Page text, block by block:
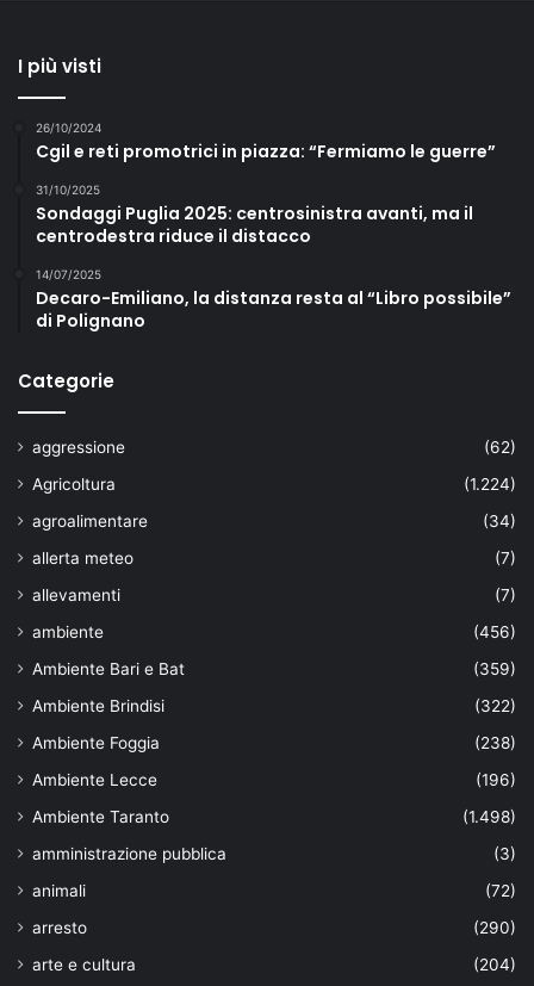
I più visti
26/10/2024
Cgil e reti promotrici in piazza: “Fermiamo le guerre”
31/10/2025
Sondaggi Puglia 2025: centrosinistra avanti, ma il
centrodestra riduce il distacco
14/07/2025
Decaro-Emiliano, la distanza resta al “Libro possibile”
di Polignano
Categorie
aggressione
(62)
Agricoltura
(1.224)
agroalimentare
(34)
allerta meteo
(7)
allevamenti
(7)
ambiente
(456)
Ambiente Bari e Bat
(359)
Ambiente Brindisi
(322)
Ambiente Foggia
(238)
Ambiente Lecce
(196)
Ambiente Taranto
(1.498)
amministrazione pubblica
(3)
animali
(72)
arresto
(290)
arte e cultura
(204)